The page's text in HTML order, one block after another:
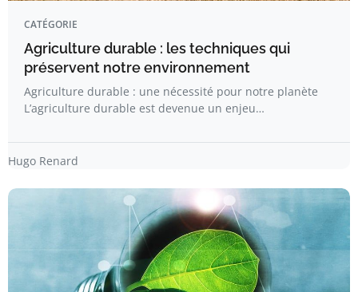
CATÉGORIE
Agriculture durable : les techniques qui
préservent notre environnement
Agriculture durable : une nécessité pour notre planète
L’agriculture durable est devenue un enjeu…
Hugo Renard